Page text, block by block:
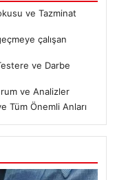
ve Tazminat
çalışan
ve Darbe
ve Analizler
Tüm Önemli Anları